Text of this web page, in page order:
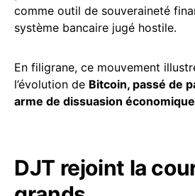
comme outil de souveraineté
système bancaire jugé hostile.
En filigrane, ce mouvement
l’évolution de Bitcoin, passé de
arme de dissuasion
DJT rejoint la